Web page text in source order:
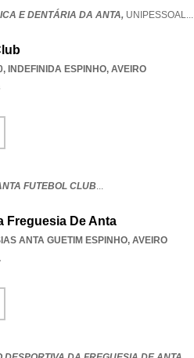
E DENTÁRIA DA ANTA, UNIPESSOAL...
, INDEFINIDA ESPINHO, AVEIRO
FUTEBOL CLUB...
Freguesia De Anta
ANTA GUETIM ESPINHO, AVEIRO